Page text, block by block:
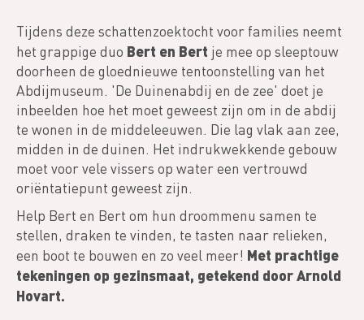
Tijdens deze schattenzoektocht voor families neemt
het grappige duo Bert en Bert je mee op sleeptouw
doorheen de gloednieuwe tentoonstelling van het
Abdijmuseum. 'De Duinenabdij en de zee' doet je
inbeelden hoe het moet geweest zijn om in de abdij
te wonen in de middeleeuwen. Die lag vlak aan zee,
midden in de duinen. Het indrukwekkende gebouw
moet voor vele vissers op water een vertrouwd
oriëntatiepunt geweest zijn.
Help Bert en Bert om hun droommenu samen te
stellen, draken te vinden, te tasten naar relieken,
een boot te bouwen en zo veel meer! Met prachtige
tekeningen op gezinsmaat, getekend door Arnold
Hovart.